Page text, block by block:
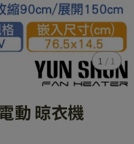
1 / 1
動 晾衣機